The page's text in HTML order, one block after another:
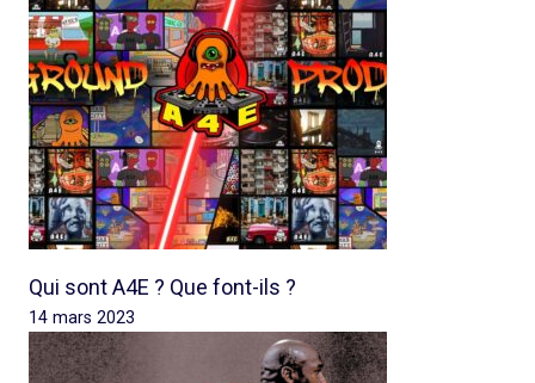
Qui sont A4E ? Que font-ils ?
14 mars 2023